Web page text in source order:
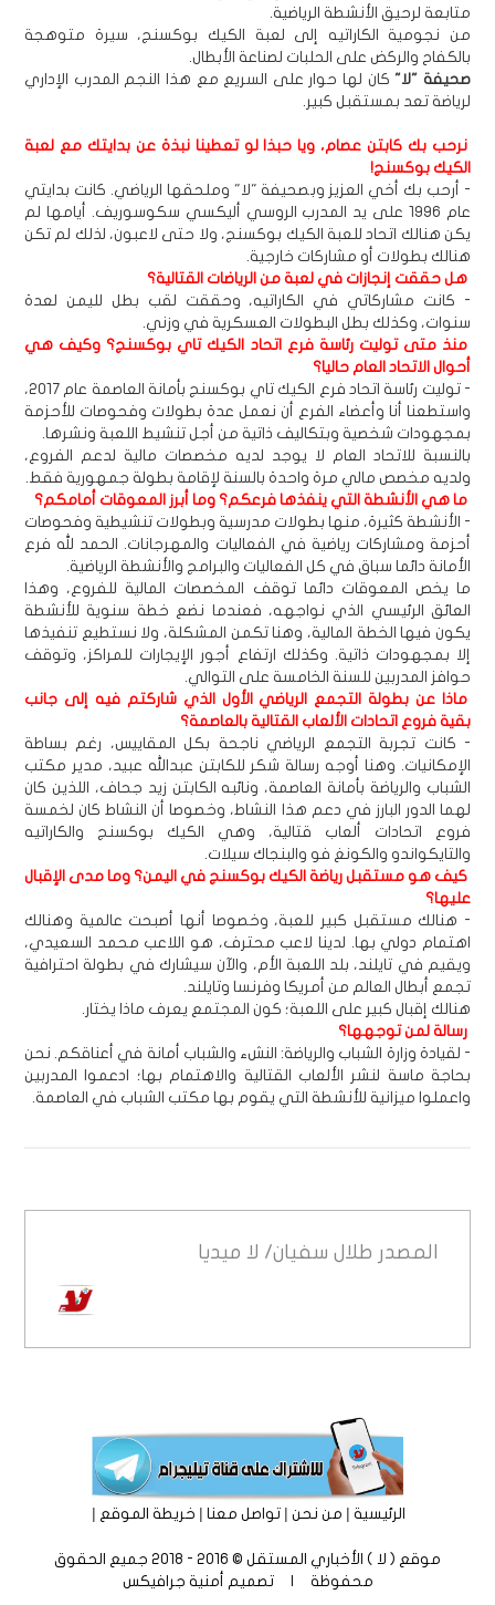
متابعة لرحيق الأنشطة الرياضية.
من نجومية الكاراتيه إلى لعبة الكيك بوكسنج، سيرة متوهجة
بالكفاح والركض على الحلبات لصناعة الأبطال.
صحيفة "لا" كان لها حوار على السريع مع هذا النجم المدرب الإداري
لرياضة تعد بمستقبل كبير.
نرحب بك كابتن عصام، ويا حبذا لو تعطينا نبذة عن بدايتك مع لعبة
الكيك بوكسنج!
- أرحب بك أخي العزيز وبصحيفة "لا" وملحقها الرياضي. كانت بدايتي
عام 1996 على يد المدرب الروسي أليكسي سكوسوريف. أيامها لم
يكن هنالك اتحاد للعبة الكيك بوكسنج، ولا حتى لاعبون، لذلك لم تكن
هنالك بطولات أو مشاركات خارجية.
هل حققت إنجازات في لعبة من الرياضات القتالية؟
- كانت مشاركاتي في الكاراتيه، وحققت لقب بطل لليمن لعدة
سنوات، وكذلك بطل البطولات العسكرية في وزني.
منذ متى توليت رئاسة فرع اتحاد الكيك تاي بوكسنج؟ وكيف هي
أحوال الاتحاد العام حاليا؟
- توليت رئاسة اتحاد فرع الكيك تاي بوكسنج بأمانة العاصمة عام 2017،
واستطعنا أنا وأعضاء الفرع أن نعمل عدة بطولات وفحوصات للأحزمة
بمجهودات شخصية وبتكاليف ذاتية من أجل تنشيط اللعبة ونشرها.
بالنسبة للاتحاد العام لا يوجد لديه مخصصات مالية لدعم الفروع،
ولديه مخصص مالي مرة واحدة بالسنة لإقامة بطولة جمهورية فقط.
ما هي الأنشطة التي ينفذها فرعكم؟ وما أبرز المعوقات أمامكم؟
- الأنشطة كثيرة، منها بطولات مدرسية وبطولات تنشيطية وفحوصات
أحزمة ومشاركات رياضية في الفعاليات والمهرجانات. الحمد لله فرع
الأمانة دائما سباق في كل الفعاليات والبرامج والأنشطة الرياضية.
ما يخص المعوقات دائما توقف المخصصات المالية للفروع، وهذا
العائق الرئيسي الذي نواجهه، فعندما نضع خطة سنوية للأنشطة
يكون فيها الخطة المالية، وهنا تكمن المشكلة، ولا نستطيع تنفيذها
إلا بمجهودات ذاتية. وكذلك ارتفاع أجور الإيجارات للمراكز، وتوقف
حوافز المدربين للسنة الخامسة على التوالي.
ماذا عن بطولة التجمع الرياضي الأول الذي شاركتم فيه إلى جانب
بقية فروع اتحادات الألعاب القتالية بالعاصمة؟
- كانت تجربة التجمع الرياضي ناجحة بكل المقاييس، رغم بساطة
الإمكانيات. وهنا أوجه رسالة شكر للكابتن عبدالله عبيد، مدير مكتب
الشباب والرياضة بأمانة العاصمة، ونائبه الكابتن زيد جحاف، اللذين كان
لهما الدور البارز في دعم هذا النشاط، وخصوصا أن النشاط كان لخمسة
فروع اتحادات ألعاب قتالية، وهي الكيك بوكسنج والكاراتيه
والتايكواندو والكونغ فو والبنجاك سيلات.
كيف هو مستقبل رياضة الكيك بوكسنج في اليمن؟ وما مدى الإقبال
عليها؟
- هنالك مستقبل كبير للعبة، وخصوصا أنها أصبحت عالمية وهنالك
اهتمام دولي بها. لدينا لاعب محترف، هو اللاعب محمد السعيدي،
ويقيم في تايلند، بلد اللعبة الأم، والآن سيشارك في بطولة احترافية
تجمع أبطال العالم من أمريكا وفرنسا وتايلند.
هنالك إقبال كبير على اللعبة؛ كون المجتمع يعرف ماذا يختار.
رسالة لمن توجهها؟
- لقيادة وزارة الشباب والرياضة: النشء والشباب أمانة في أعناقكم. نحن
بحاجة ماسة لنشر الألعاب القتالية والاهتمام بها؛ ادعموا المدربين
واعملوا ميزانية للأنشطة التي يقوم بها مكتب الشباب في العاصمة.
المصدر طلال سفيان/ لا ميديا
الرئيسية|من نحن|تواصل معنا|خريطة الموقع |
موقع ( لا ) الأخباري المستقل © 2016 - 2018 جميع الحقوق
محفوظة | تصميم
أمنية جرافيكس